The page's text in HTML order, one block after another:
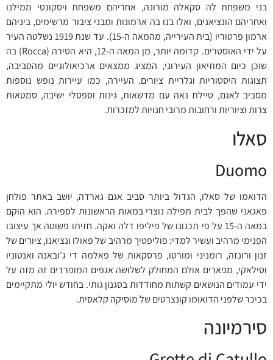
בני משפחת לה סקאלה מורונה, אחריהם משפחת ויסקונטי ממילנו
ואחריהם הונציאנים, ואלו בנו בה ארמונות ומבני ציבור מרשימים, ביניהם
ארמון פרטוריו (בית העירייה, מהמאה ה-15). עד שנת 1919 נשלטה העיר
על ידי האוסטרים. קדומה יותר, מן המאה ה-12, היא הטירה (Rocca) בה
שוכן כיום המוזיאון העירוני, המציג ממצאים ארכיאולוגיים מהסביבה,
תצוגות היסטוריות וגלריית ציורים. העיירה, כמו עיירות נופש נוספות
מסביב לאגם, טיילת נאה עם מדשאות, גינות וספסלי ישיבה, סמטאות
צרות וציוריות ורחובות מרובי חנויות למזכרות.
סאלו
Duomo
הדואמו של סאלו, הגדול ביותר סביב אגם גארדה, יושב באתר פולחן
פאגאני שהפך לבית תפילה נוצרי במאות הראשונות לספירה. הוא הוקם
במאה ה-15 על פי תכנונו של פיליפו דלה ואקה. חזיתו פשוטה אך עיצובו
הפנימי מרהיב ועשיר למדי: פוליפטיך מרהיב של פאולו ונציאנו, ציורים של
זנון ורונזה, רומניני ומורטו, פרסקאות של פאלמה די ג'ובאנה ואנטוניו
וסילאקי, מפארים אולם המחולק לשלושה אגפים המופרדים זה מזה על
ידי עמודים הנושאים קשתות מחודדות בסגנון גותי. בחודש יולי מתקיימים
בכיכר שלפני הדואומו קונצרטים של מוסיקה קלאסית.
סירמיונה